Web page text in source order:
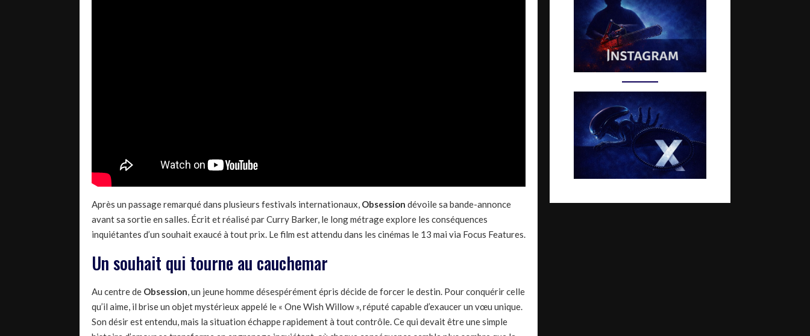
Après un passage remarqué dans plusieurs festivals internationaux, Obsession dévoile sa bande-annonce
avant sa sortie en salles. Écrit et réalisé par Curry Barker, le long métrage explore les conséquences
inquiétantes d’un souhait exaucé à tout prix. Le film est attendu dans les cinémas le 13 mai via Focus Features.
Un souhait qui tourne au cauchemar
Au centre de Obsession, un jeune homme désespérément épris décide de forcer le destin. Pour conquérir celle
qu’il aime, il brise un objet mystérieux appelé le « One Wish Willow », réputé capable d’exaucer un vœu unique.
Son désir est entendu, mais la situation échappe rapidement à tout contrôle. Ce qui devait être une simple